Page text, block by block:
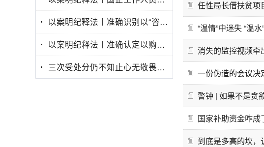
任性局长借扶贫项
“温情”中迷失 “温
消失的监控视频牵
一份伪造的会议决
警钟 | 如果不是贪
国家补助资金咋成
到底是多高的坎
以案明纪释法丨准确识别以“咨询服务费”为名行权钱交易之实
以案明纪释法丨准确认定以购买原始股为名受贿行为
三次受处分仍不知止心无敬畏终落网